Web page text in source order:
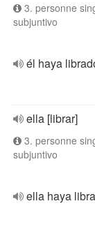
3. personne
subjuntivo
él haya
ella [librar]
3. personne
subjuntivo
ella haya